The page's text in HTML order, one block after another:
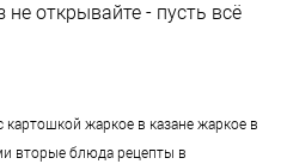
открывайте - пусть всё
картошкой жаркое в казане жаркое в
вторые блюда рецепты в